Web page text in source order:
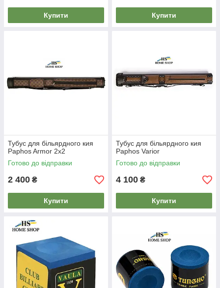
Купити Купити
Тубус для більярдного кия
Paphos Armor 2х2
Готово до відправки
2 400 ₴
Купити
Тубус для більярдного кия
Paphos Varior
Готово до відправки
4 100 ₴
Купити